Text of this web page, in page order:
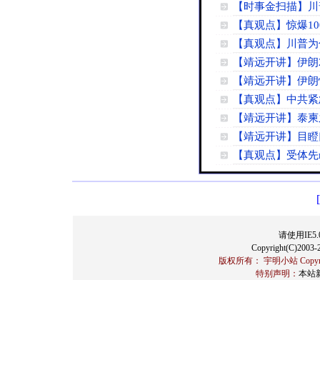
【时事金扫描】
【真观点】惊爆
【真观点】川普
【靖远开讲】伊
【靖远开讲】伊
【真观点】中共
【靖远开讲】泰
【靖远开讲】目
【真观点】受体
请使用
版权所有： 宇明小站
特别声明： 本站